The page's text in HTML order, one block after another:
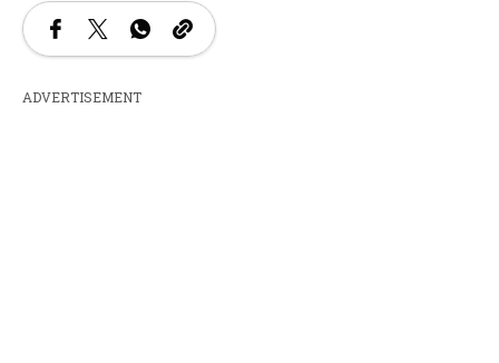
ADVERTISEMENT